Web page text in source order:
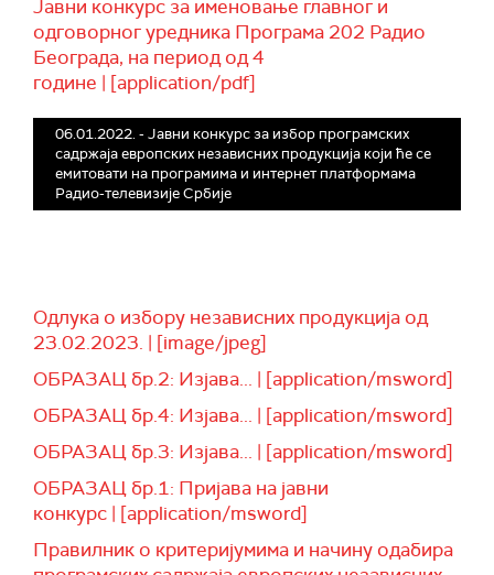
Јавни конкурс за именовање главног и
одговорног уредника Програма 202 Радио
Београда, на период од 4
године | [application/pdf]
06.01.2022. - Јавни конкурс за избор програмских
садржаја европских независних продукција који ће се
емитовати на програмима и интернет платформама
Радио-телевизије Србије
Одлука о избору независних продукција од
23.02.2023. | [image/jpeg]
ОБРАЗАЦ бр.2: Изјава... | [application/msword]
ОБРАЗАЦ бр.4: Изјава... | [application/msword]
ОБРАЗАЦ бр.3: Изјава... | [application/msword]
ОБРАЗАЦ бр.1: Пријава на јавни
конкурс | [application/msword]
Правилник о критеријумима и начину одабира